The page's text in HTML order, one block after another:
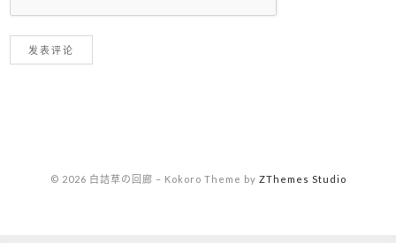
© 2026 白詰草の回廊 – Kokoro Theme by ZThemes Studio